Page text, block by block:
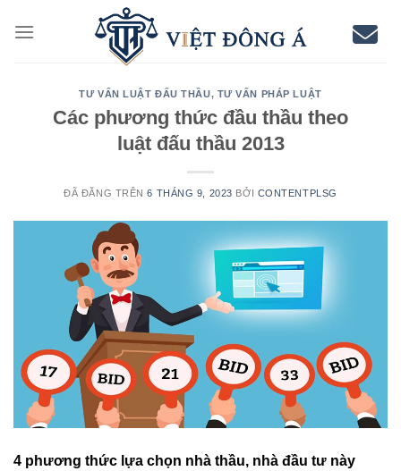
đến
TƯ VẤN LUẬT ĐẤU THẦU, TƯ VẤN PHÁP LUẬT
Các phương thức đầu thầu theo
luật đấu thầu 2013
ĐÃ ĐĂNG TRÊN6 THÁNG 9, 2023 BỞI CONTENTPLSG
4 phương thức lựa chọn nhà thầu, nhà đầu tư này